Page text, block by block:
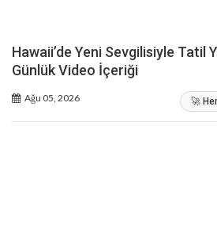
Hawaii’de Yeni Sevgilisiyle Tatil
Günlük Video İçeriği
Ağu 05, 2026 🚀